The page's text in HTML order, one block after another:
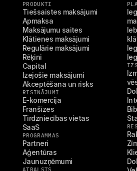
PRODUKTI
Tiešsaistes maksājumi
Apmaksa
Maksājumu saites
Klātienes maksājumi
Regulārie maksājumi
Rēķini
Capital
Izejošie maksājumi
Akceptēšana un risks
RISINĀJUMI
E-komercija
Franšīzes
Tirdzniecības vietas
SaaS
PROGRAMMAS
Partneri
Aģentūras
Jaunuzņēmumi
ATBALSTS